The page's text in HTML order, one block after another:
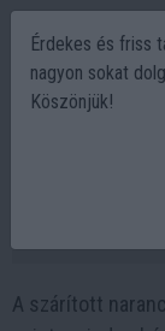
A szárított
Érdekes és friss
nagyon sokat
Köszönjük!